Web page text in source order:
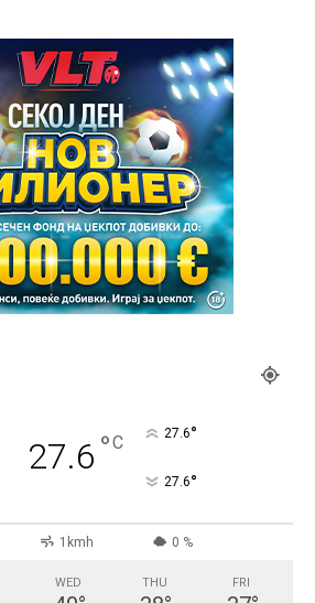
27.6 °C 27.6°
27.6°
1kmh 0 %
WED THU FRI